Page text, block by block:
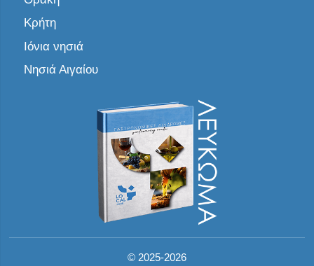
Κρήτη
Ιόνια νησιά
Νησιά Αιγαίου
© 2025-2026